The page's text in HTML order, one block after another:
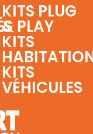
KITS PLUG
& PLAY
KITS
KITS
VÉHICULES